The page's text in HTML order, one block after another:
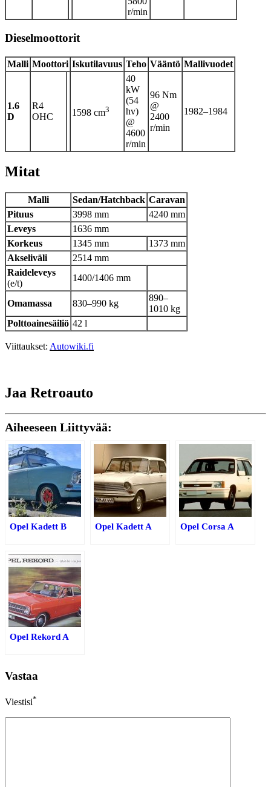
r/min
Dieselmoottorit
Malli Moottori Iskutilavuus Teho Vääntö Mallivuodet
1.6
D
R4
OHC
1598 cm3
40
kW
(54
hv)
@
4600
r/min
96 Nm
@
2400
r/min
1982–1984
Mitat
Malli Sedan/Hatchback Caravan
Pituus
3998 mm
4240 mm
Leveys
1636 mm
Korkeus
1345 mm
1373 mm
Akseliväli
2514 mm
Raideleveys
(e/t)
1400/1406 mm
Omamassa 830–990 kg
890–
1010 kg
Polttoainesäiliö 42 l
Viittaukset: Autowiki.fi
Jaa Retroauto
Aiheeseen Liittyvää:
Opel Kadett B Opel Kadett A Opel Corsa A
Opel Rekord A
Vastaa
Viestisi*